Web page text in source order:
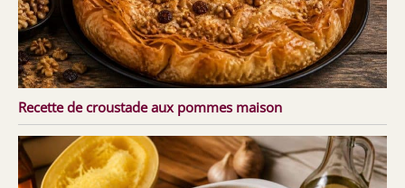
Recette de croustade aux pommes maison